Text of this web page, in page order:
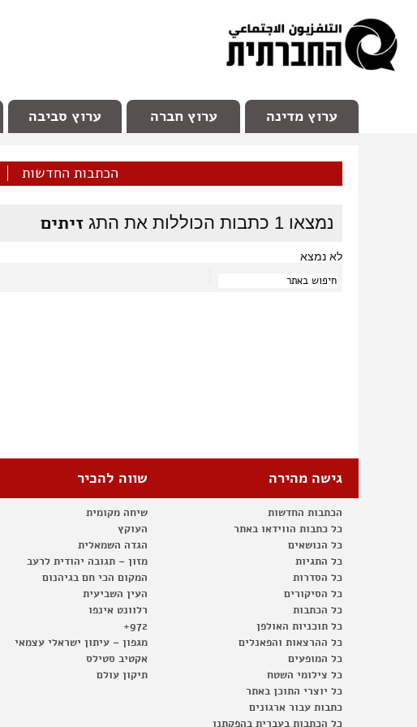
ערוץ מדינה ערוץ חברה ערוץ סביבה
הכתבות החדשות
נמצאו 1 כתבות הכוללות את התג זיתים
לא נמצא
גישה מהירה
הכתבות החדשות
כל כתבות הווידאו באתר
כל הנושאים
כל התגיות
כל הסדרות
כל הסיקורים
כל הכתבות
כל תוכניות האולפן
כל ההרצאות והפאנלים
כל המופעים
כל צילומי השטח
כל יוצרי התוכן באתר
כתבות עבור ארגונים
כל הכתבות בעברית בהפקתנו
שווה להכיר
שיחה מקומית
העוקץ
הגדה השמאלית
מזון – תגובה יהודית לרעב
המקום הכי חם בגיהנום
העין השביעית
רלוונט אינפו
972+
מגפון – עיתון ישראלי עצמאי
אקטיב סטילס
תיקון עולם